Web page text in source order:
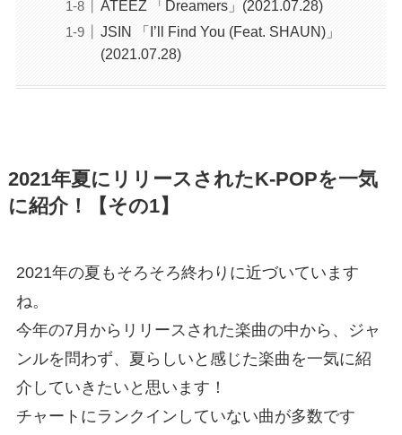
ATEEZ 「Dreamers」(2021.07.28)
JSIN 「I’ll Find You (Feat. SHAUN)」
(2021.07.28)
2021年夏にリリースされたK-POPを一気
に紹介！【その1】
2021年の夏もそろそろ終わりに近づいています
ね。
今年の7月からリリースされた楽曲の中から、ジャ
ンルを問わず、夏らしいと感じた楽曲を一気に紹
介していきたいと思います！
チャートにランクインしていない曲が多数です